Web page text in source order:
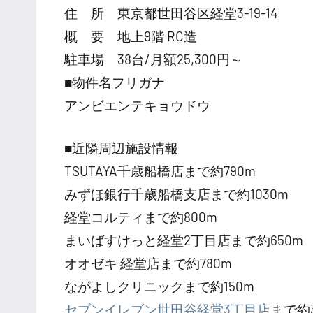
住 所 東京都世田谷区経堂3-19-14
概 要 地上9階 RC造
駐車場 38台/月額25,300円～
■物件名フリガナ
アンビエンテキョウドウ
■近隣周辺施設情報
TSUTAYA千歳船橋店まで約790m
みずほ銀行千歳船橋支店まで約1030m
経堂コルティまで約800m
まいばすけっと経堂2丁目店まで約650m
オオゼキ 経堂店まで約780m
ながよしクリニックまで約150m
セブンイレブン世田谷経堂3丁目店まで